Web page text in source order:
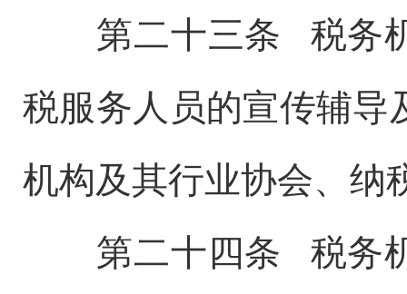
第二十三条 税务机
税服务人员的宣传辅导
机构及其行业协会、纳
第二十四条 税务机